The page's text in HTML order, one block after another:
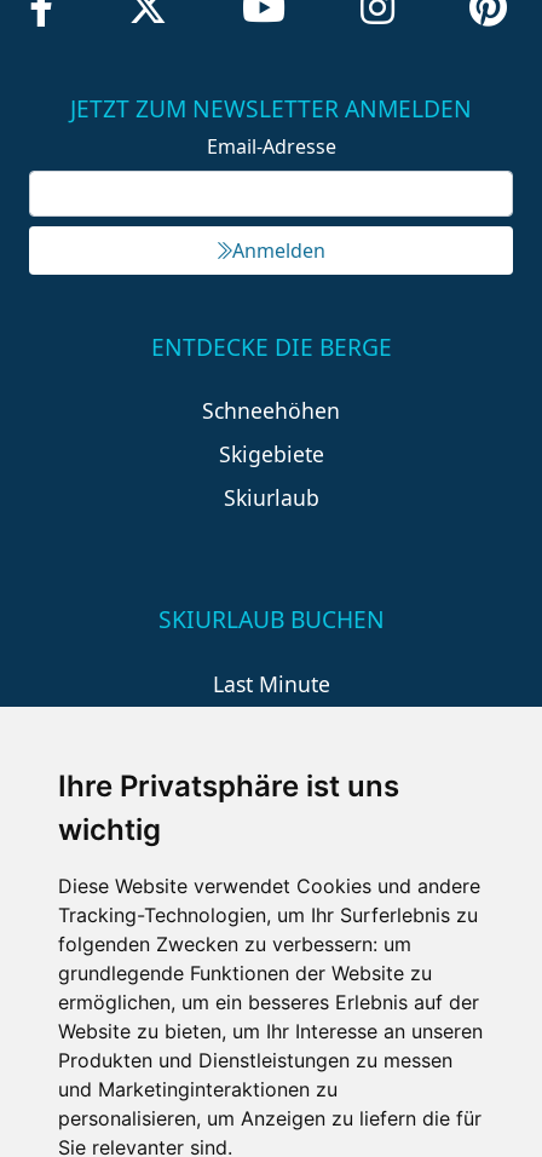
Ihre Privatsphäre ist uns
wichtig
Diese Website verwendet Cookies und andere
Tracking-Technologien, um Ihr Surferlebnis zu
folgenden Zwecken zu verbessern: um
grundlegende Funktionen der Website zu
ermöglichen, um ein besseres Erlebnis auf der
Website zu bieten, um Ihr Interesse an unseren
Produkten und Dienstleistungen zu messen
und Marketinginteraktionen zu
personalisieren, um Anzeigen zu liefern die für
Sie relevanter sind.
JETZT ZUM NEWSLETTER ANMELDEN
Email-Adresse
Anmelden
ENTDECKE DIE BERGE
Schneehöhen
Skigebiete
Skiurlaub
SKIURLAUB BUCHEN
Last Minute
Wellness
SCHNEEHÖHEN SKI APP
Die Schneehoehen Ski APP für iOS und Android - Ein
Muss für alle Wintersportler und Schneefreaks!